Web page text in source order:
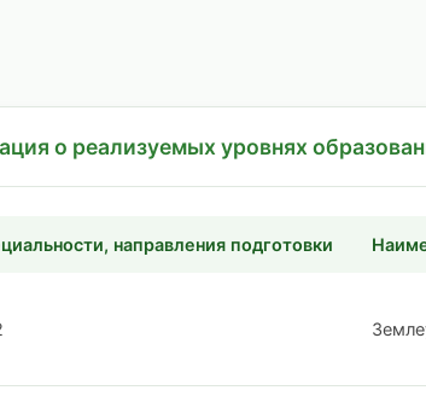
о реализуемых уровнях
направления подготовки